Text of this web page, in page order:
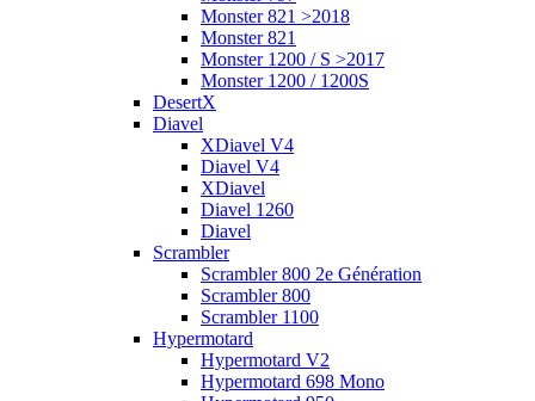
Monster 821 >2018
Monster 821
Monster 1200 / S >2017
Monster 1200 / 1200S
DesertX
Diavel
XDiavel V4
Diavel V4
XDiavel
Diavel 1260
Diavel
Scrambler
Scrambler 800 2e Génération
Scrambler 800
Scrambler 1100
Hypermotard
Hypermotard V2
Hypermotard 698 Mono